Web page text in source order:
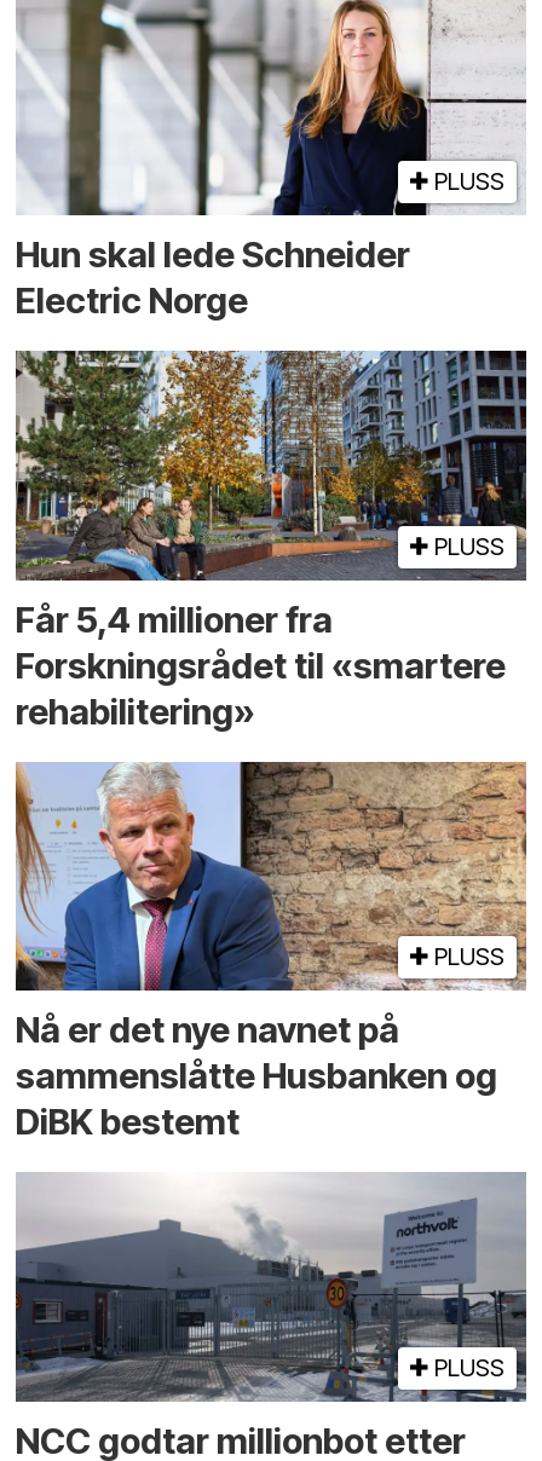
PLUSS
Hun skal lede Schneider
Electric Norge
PLUSS
Får 5,4 millioner fra
Forskningsrådet til «smartere
rehabilitering»
PLUSS
Nå er det nye navnet på
sammenslåtte Husbanken og
DiBK bestemt
PLUSS
NCC godtar millionbot etter